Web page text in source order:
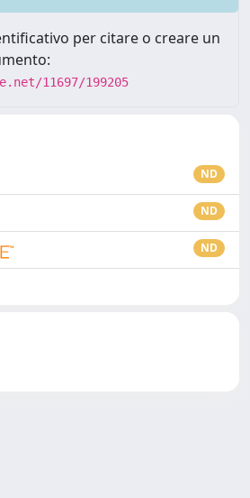
per citare o creare un
11697/199205
ND
ND
ND